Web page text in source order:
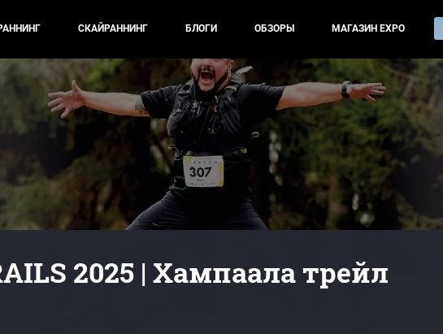
СКАЙРАННИНГ БЛОГИ ОБЗОРЫ МАГАЗИН EXPO
2025 | Хампаала трейл